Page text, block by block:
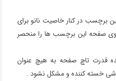
در کنار خاصیت نانو برای
صفحه این برچسب ها را منحصر
تاچ صفحه به هیچ عنوان
گوشی خسته کننده و مشکل نشود .